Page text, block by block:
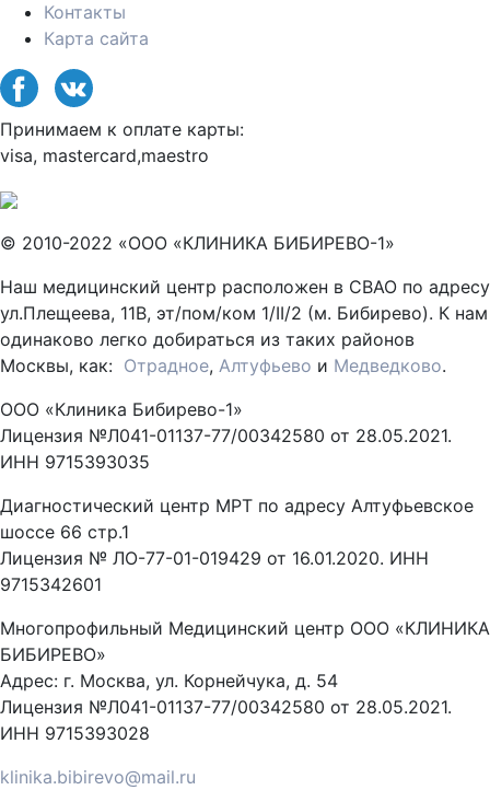
Контакты
Карта сайта
Принимаем к оплате карты:
visa, mastercard,maestro
© 2010-2022 «ООО «КЛИНИКА БИБИРЕВО-1»
Наш медицинский центр расположен в СВАО по адресу
ул.Плещеева, 11В, эт/пом/ком 1/II/2 (м. Бибирево). К нам
одинаково легко добираться из таких районов
Москвы, как: Отрадное, Алтуфьево и Медведково.
ООО «Клиника Бибирево-1»
Лицензия №Л041-01137-77/00342580 от 28.05.2021.
ИНН 9715393035
Диагностический центр МРТ по адресу Алтуфьевское
шоссе 66 стр.1
Лицензия № ЛО-77-01-019429 от 16.01.2020. ИНН
9715342601
Многопрофильный Медицинский центр ООО «КЛИНИКА
БИБИРЕВО»
Адрес: г. Москва, ул. Корнейчука, д. 54
Лицензия №Л041-01137-77/00342580 от 28.05.2021.
ИНН 9715393028
klinika.bibirevo@mail.ru